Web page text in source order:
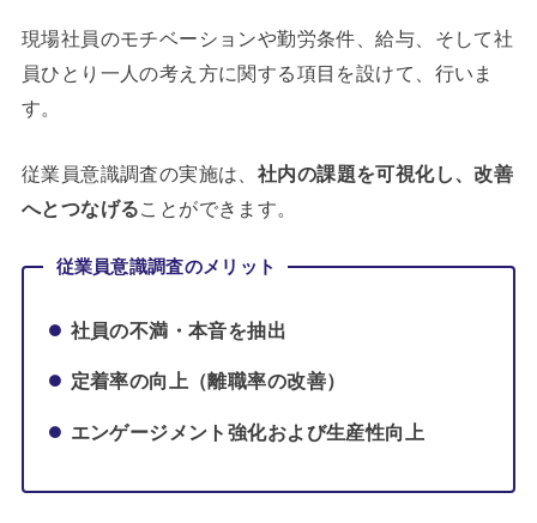
現場社員のモチベーションや勤労条件、給与、そして社
員ひとり一人の考え方に関する項目を設けて、行いま
す。
従業員意識調査の実施は、 社内の課題を可視化し、改善
へとつなげることができます。
従業員意識調査のメリット
社員の不満・本音を抽出
定着率の向上（離職率の改善）
エンゲージメント強化および生産性向上